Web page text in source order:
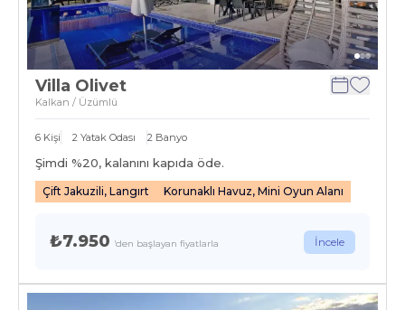
Villa Olivet
Kalkan / Üzümlü
6 Kişi 2 Yatak Odası 2 Banyo
Şimdi %20, kalanını kapıda öde.
Çift Jakuzili, Langırt Korunaklı Havuz, Mini Oyun Alanı
₺7.950 'den başlayan fiyatlarla İncele